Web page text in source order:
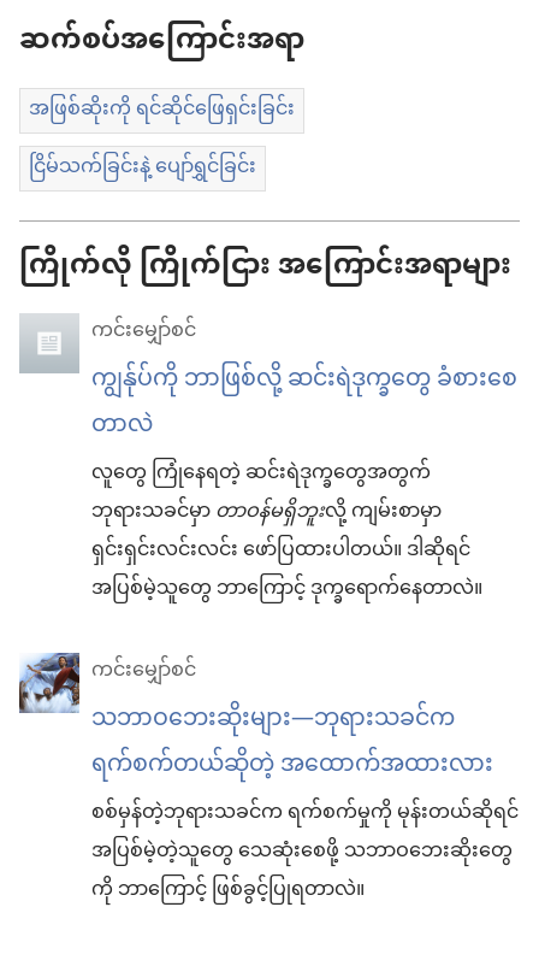
ဆက်စပ်အကြောင်းအရာ
အဖြစ်ဆိုးကို ရင်ဆိုင်ဖြေရှင်းခြင်း
ငြိမ်သက်ခြင်းနဲ့ ပျော်ရွှင်ခြင်း
ကြိုက်လို ကြိုက်ငြား အကြောင်းအရာများ
ကင်းမျှော်စင်
ကျွန်ုပ်ကို ဘာဖြစ်လို့ ဆင်းရဲဒုက္ခတွေ ခံစားစေ
တာလဲ
လူတွေ ကြုံနေရတဲ့ ဆင်းရဲဒုက္ခတွေအတွက်
ဘုရားသခင်မှာတာဝန်မရှိဘူးလို့ ကျမ်းစာမှာ
ရှင်းရှင်းလင်းလင်း ဖော်ပြထားပါတယ်။ ဒါဆိုရင်
အပြစ်မဲ့သူတွေ ဘာကြောင့် ဒုက္ခရောက်နေတာလဲ။
ကင်းမျှော်စင်
သဘာဝဘေးဆိုးများ—ဘုရားသခင်က
ရက်စက်တယ်ဆိုတဲ့ အထောက်အထားလား
စစ်မှန်တဲ့ဘုရားသခင်က ရက်စက်မှုကို မုန်းတယ်ဆိုရင်
အပြစ်မဲ့တဲ့သူတွေ သေဆုံးစေဖို့ သဘာဝဘေးဆိုးတွေ
ကို ဘာကြောင့် ဖြစ်ခွင့်ပြုရတာလဲ။